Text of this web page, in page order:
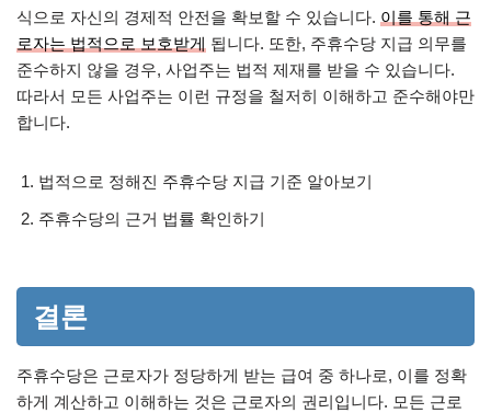
식으로 자신의 경제적 안전을 확보할 수 있습니다. 이를 통해 근
로자는 법적으로 보호받게 됩니다. 또한, 주휴수당 지급 의무를
준수하지 않을 경우, 사업주는 법적 제재를 받을 수 있습니다.
따라서 모든 사업주는 이런 규정을 철저히 이해하고 준수해야만
합니다.
법적으로 정해진 주휴수당 지급 기준 알아보기
주휴수당의 근거 법률 확인하기
결론
주휴수당은 근로자가 정당하게 받는 급여 중 하나로, 이를 정확
하게 계산하고 이해하는 것은 근로자의 권리입니다. 모든 근로